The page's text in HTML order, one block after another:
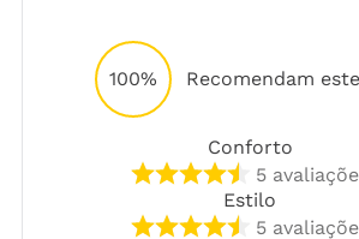
100% Recomendam
Conforto
5
Estilo
5